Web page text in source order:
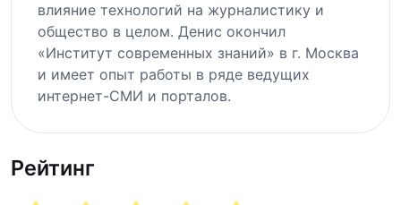
влияние технологий на журналистику и
общество в целом. Денис окончил
«Институт современных знаний» в г. Москва
и имеет опыт работы в ряде ведущих
интернет-СМИ и порталов.
Рейтинг